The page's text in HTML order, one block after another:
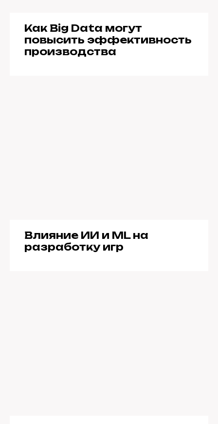
Как Big Data могут
повысить эффективность
производства
Влияние ИИ и ML на
разработку игр